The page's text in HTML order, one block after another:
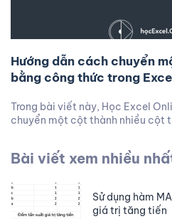
Hướng dẫn cách chuyển
bằng công thức trong
Trong bài viết này, Học Excel
chuyển một cột thành nhiều cột
Bài viết xem nhiều
Sử dụng hàm
giá trị tăng tiến